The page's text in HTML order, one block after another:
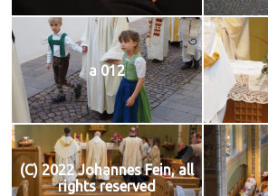
a 012
(C) 2022 Johannes Fein, all
rights reserved